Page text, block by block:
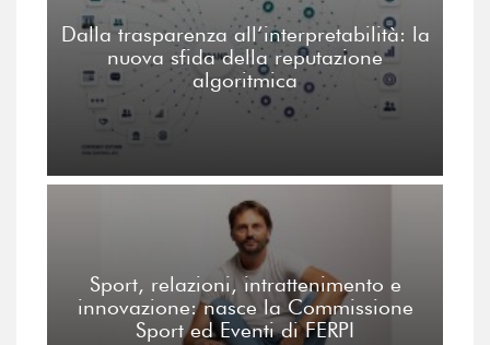
Dalla trasparenza all’interpretabilità: la
nuova sfida della reputazione
algoritmica
Sport, relazioni, intrattenimento e
innovazione: nasce la Commissione
Sport ed Eventi di FERPI